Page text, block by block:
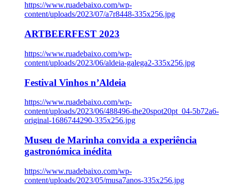
https://www.ruadebaixo.com/wp-
content/uploads/2023/07/a7r8448-335x256.jpg
ARTBEERFEST 2023
https://www.ruadebaixo.com/wp-
content/uploads/2023/06/aldeia-galega2-335x256.jpg
Festival Vinhos n’Aldeia
https://www.ruadebaixo.com/wp-
content/uploads/2023/06/488496-the20spot20pt_04-5b72a6-
original-1686744290-335x256.jpg
Museu de Marinha convida a experiência
gastronómica inédita
https://www.ruadebaixo.com/wp-
content/uploads/2023/05/musa7anos-335x256.jpg